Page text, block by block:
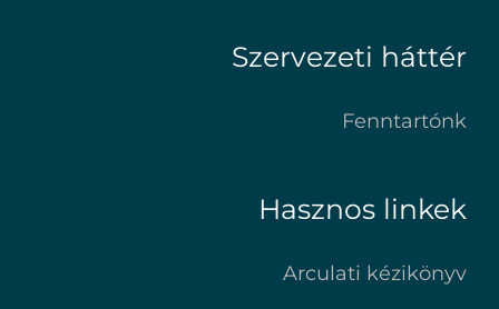
Szervezeti háttér
Fenntartónk
Hasznos linkek
Arculati kézikönyv